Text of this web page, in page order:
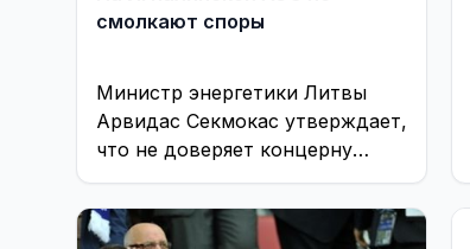
смолкают споры
Министр энергетики Литвы
Арвидас Секмокас утверждает,
что не доверяет концерну
NUKEM Technologies, который
должен выполнить проекты по
закрытию Игналинской